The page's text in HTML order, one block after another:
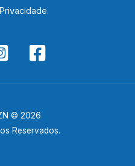
© 2026
Reservados.